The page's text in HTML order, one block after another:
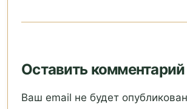
Оставить комментарий
Ваш email не будет